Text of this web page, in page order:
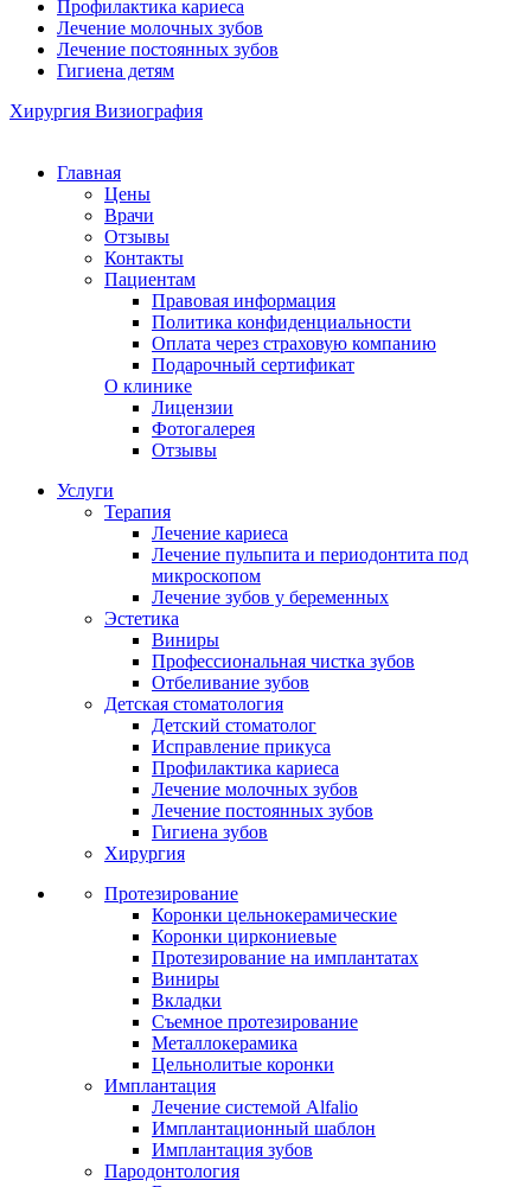
Профилактика кариеса
Лечение молочных зубов
Лечение постоянных зубов
Гигиена детям
Хирургия Визиография
Главная
Цены
Врачи
Отзывы
Контакты
Пациентам
Правовая информация
Политика конфиденциальности
Оплата через страховую компанию
Подарочный сертификат
О клинике
Лицензии
Фотогалерея
Отзывы
Услуги
Терапия
Лечение кариеса
Лечение пульпита и периодонтита под
микроскопом
Лечение зубов у беременных
Эстетика
Виниры
Профессиональная чистка зубов
Отбеливание зубов
Детская стоматология
Детский стоматолог
Исправление прикуса
Профилактика кариеса
Лечение молочных зубов
Лечение постоянных зубов
Гигиена зубов
Хирургия
Протезирование
Коронки цельнокерамические
Коронки циркониевые
Протезирование на имплантатах
Виниры
Вкладки
Съемное протезирование
Металлокерамика
Цельнолитые коронки
Имплантация
Лечение системой Alfalio
Имплантационный шаблон
Имплантация зубов
Пародонтология